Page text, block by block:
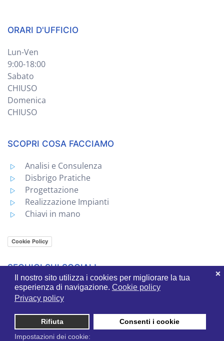
Il nostro sito utilizza i cookies per migliorare la tua
esperienza di navigazione. Cookie policy
Privacy policy
Rifiuta Consenti i cookie
❌
Impostazioni dei cookie:
ORARI D'UFFICIO
Lun-Ven
9:00-18:00
Sabato
CHIUSO
Domenica
CHIUSO
SCOPRI COSA FACCIAMO
Analisi e Consulenza
Disbrigo Pratiche
Progettazione
Realizzazione Impianti
Chiavi in mano
Cookie Policy
SEGUICI SUI SOCIAL!